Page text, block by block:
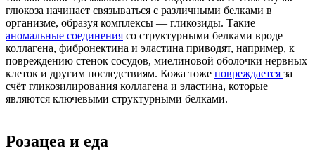
глюкоза начинает связываться с различными белками в
организме, образуя комплексы — гликозиды. Такие
аномальные соединения со структурными белками вроде
коллагена, фибронектина и эластина приводят, например, к
повреждению стенок сосудов, миелиновой оболочки нервных
клеток и другим последствиям. Кожа тоже повреждается за
счёт гликозилирования коллагена и эластина, которые
являются ключевыми структурными белками.
Розацеа и еда